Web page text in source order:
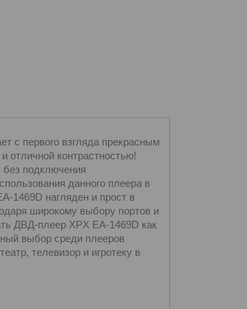
с первого взгляда прекрасным
отличной контрастностью!
подключения
данного плеера в
1469D нагляден и прост в
широкому выбору портов и
ДВД-плеер XPX EA-1469D как
выбор среди плееров
телевизор и игротеку в